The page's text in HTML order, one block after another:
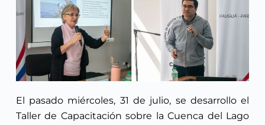
El pasado miércoles, 31 de julio, se desarrollo el
Taller de Capacitación sobre la Cuenca del Lago